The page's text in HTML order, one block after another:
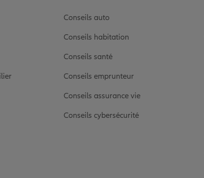
Conseils auto
Conseils habitation
Conseils santé
Conseils emprunteur
Conseils assurance vie
Conseils cybersécurité